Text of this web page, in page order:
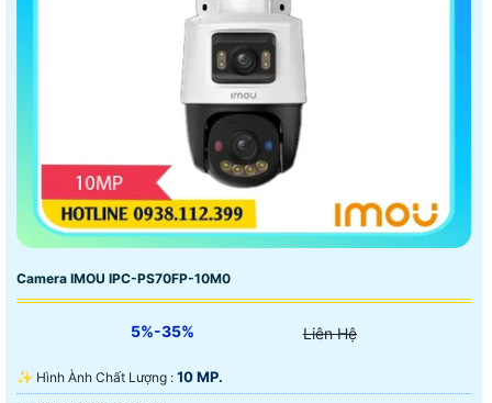
Camera IMOU IPC-PS70FP-10M0
5%-35% Liên Hệ
✨ Hình Ành Chất Lượng : 10 MP.